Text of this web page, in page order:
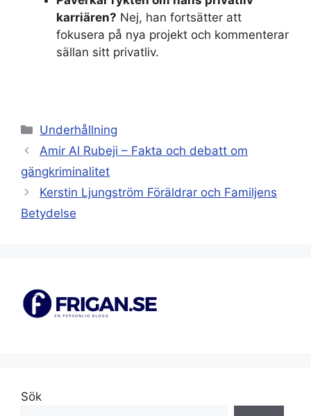
karriären? Nej, han fortsätter att
fokusera på nya projekt och kommenterar
sällan sitt privatliv.
Kategorier
Underhållning
Amir Al Rubeji – Fakta och debatt om
gängkriminalitet
Kerstin Ljungström Föräldrar och Familjens
Betydelse
Sök